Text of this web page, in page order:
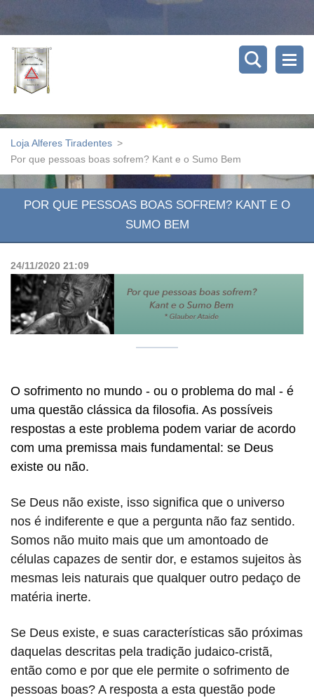
Loja Alferes Tiradentes >
Por que pessoas boas sofrem? Kant e o Sumo Bem
POR QUE PESSOAS BOAS SOFREM? KANT E O
SUMO BEM
24/11/2020 21:09
O sofrimento no mundo - ou o problema do mal - é
uma questão clássica da filosofia. As possíveis
respostas a este problema podem variar de acordo
com uma premissa mais fundamental: se Deus
existe ou não.
Se Deus não existe, isso significa que o universo
nos é indiferente e que a pergunta não faz sentido.
Somos não muito mais que um amontoado de
células capazes de sentir dor, e estamos sujeitos às
mesmas leis naturais que qualquer outro pedaço de
matéria inerte.
Se Deus existe, e suas características são próximas
daquelas descritas pela tradição judaico-cristã,
então como e por que ele permite o sofrimento de
pessoas boas? A resposta a esta questão pode